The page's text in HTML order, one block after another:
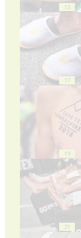
15
17
19
21